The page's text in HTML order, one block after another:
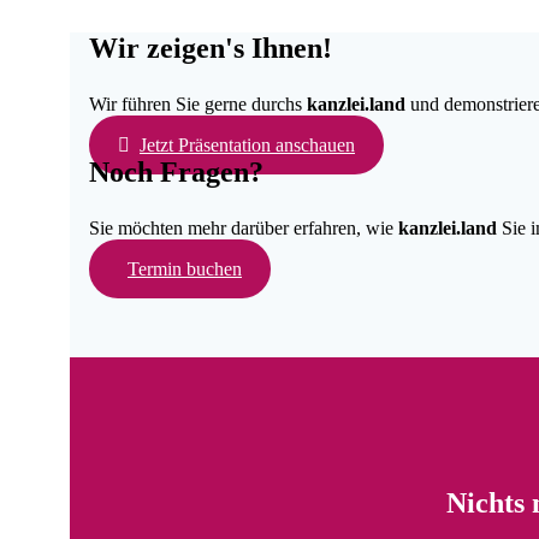
Wir zeigen's Ihnen!
Wir führen Sie gerne durchs kanzlei.land und
Jetzt Präsentation anschauen
Noch Fragen?
Sie möchten mehr darüber erfahren, wie kanzlei.land Sie
Termin buchen
Nichts